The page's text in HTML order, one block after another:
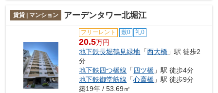
賃貸 | マンション アーデンタワー北堀江
フリーレント 敷0 礼0
20.5万円
地下鉄長堀鶴見緑地 「西大橋 」駅 徒歩2
分
地下鉄四つ橋線 「四ツ橋 」駅 徒歩4分
地下鉄御堂筋線 「心斎橋 」駅 徒歩9分
築19年 / 53.69㎡